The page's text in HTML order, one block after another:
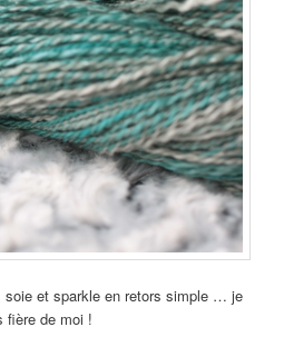
soie et sparkle en retors simple … je
fière de moi !